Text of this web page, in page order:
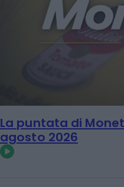
La puntata di
agosto 2026